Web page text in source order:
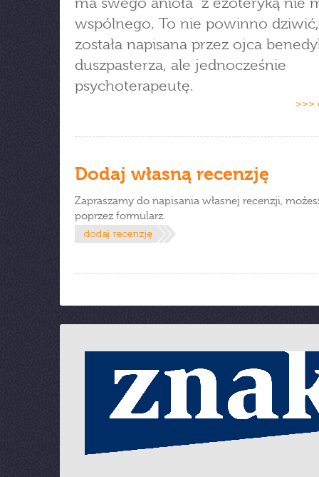
wspólnego. To nie powinno
została napisana przez ojca
duszpasterza, ale jednocześnie
psychoterapeutę.
>>>
Dodaj własną recenzję
Zapraszamy do napisania własnej recenzji,
poprzez formularz.